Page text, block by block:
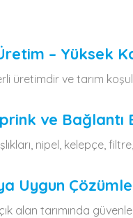
– Yüksek
üretimdir ve tarım
ve Bağlantı
nipel, kelepçe,
Uygun
alan tarımında